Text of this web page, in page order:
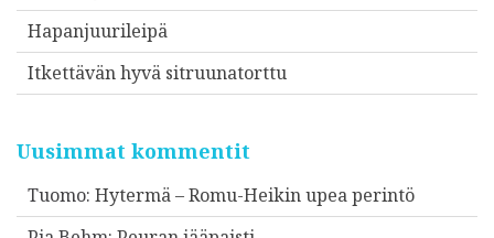
Hapanjuurileipä
Itkettävän hyvä sitruunatorttu
Uusimmat kommentit
Tuomo: Hytermä – Romu-Heikin upea perintö